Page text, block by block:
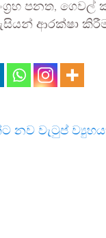
පනත,
ආරක්ෂා
නව වැටුප්